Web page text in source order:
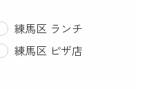
練馬区 ランチ
練馬区 ピザ店